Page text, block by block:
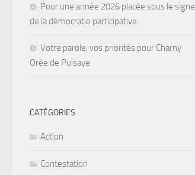
Pour une année 2026 placée sous le signe
de la démocratie participative.
Votre parole, vos priorités pour Charny
Orée de Puisaye
CATÉGORIES
Action
Contestation